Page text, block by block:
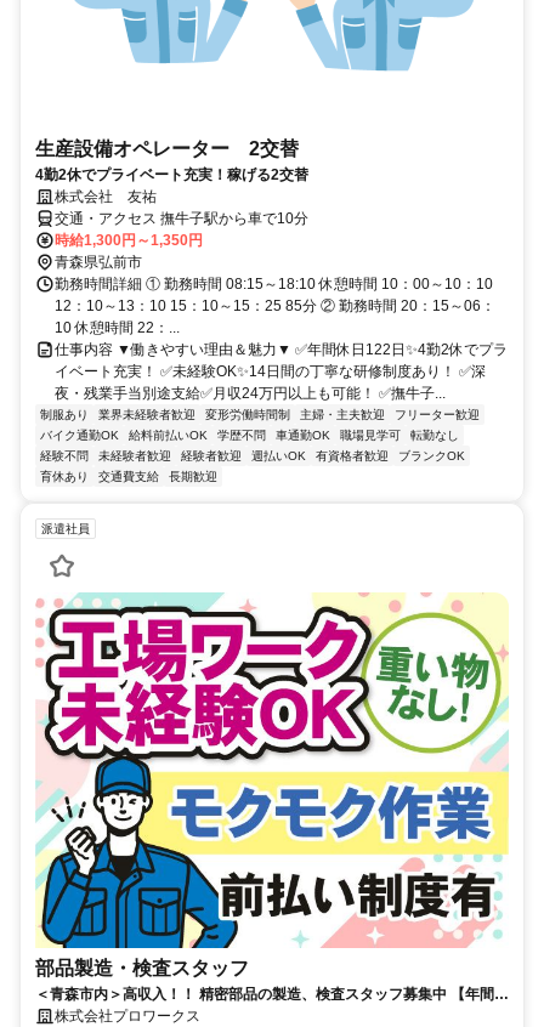
生産設備オペレーター 2交替
4勤2休でプライベート充実！稼げる2交替
株式会社 友祐
交通・アクセス 撫牛子駅から車で10分
時給1,300円～1,350円
青森県弘前市
勤務時間詳細 ① 勤務時間 08:15～18:10 休憩時間 10：00～10：10
12：10～13：10 15：10～15：25 85分 ② 勤務時間 20：15～06：
10 休憩時間 22：...
仕事内容 ▼働きやすい理由＆魅力▼ ✅年間休日122日✨4勤2休でプラ
イベート充実！ ✅未経験OK✨14日間の丁寧な研修制度あり！ ✅深
夜・残業手当別途支給✅月収24万円以上も可能！ ✅撫牛子...
制服あり 業界未経験者歓迎 変形労働時間制 主婦・主夫歓迎
フリーター歓迎
バイク通勤OK
給料前払いOK 学歴不問 車通勤OK 職場見学可
転勤なし
経験不問
未経験者歓迎 経験者歓迎 週払いOK 有資格者歓迎
ブランクOK
育休あり
交通費支給 長期歓迎
派遣社員
部品製造・検査スタッフ
＜青森市内＞高収入！！ 精密部品の製造、検査スタッフ募集中 【年間休
日151日!】
株式会社プロワークス